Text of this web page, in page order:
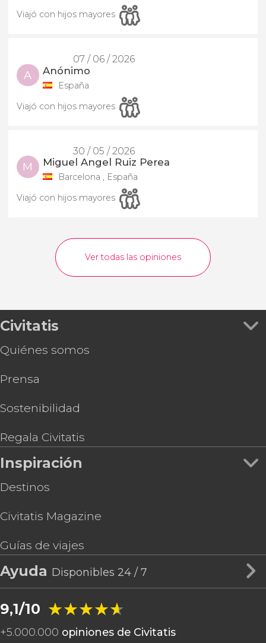
Viajó con hijos mayores
07 / 06 / 2026
A Anónimo
España
Viajó con hijos mayores
30 / 05 / 2026
M Miguel Angel Ruiz Perea
Barcelona , España
Viajó con hijos mayores
Ver todas las opiniones
Civitatis
Quiénes somos
Prensa
Sostenibilidad
Regala Civitatis
Inspiración
Destinos
Civitatis Magazine
Guías de viajes
Ayuda Disponibles 24 / 7
9,1/10 ★★★★★
★★★★★
+5.000.000 opiniones de Civitatis